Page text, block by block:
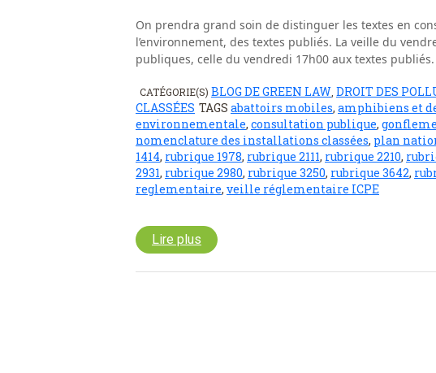
On prendra grand soin de distinguer les textes en
l’environnement, des textes publiés. La veille du
publiques, celle du vendredi 17h00 aux textes publiés.
CATÉGORIE(S) BLOG DE GREEN LAW DROIT DES
CLASSÉES TAGS abattoirs mobiles, amphibiens et
environnementale, consultation publique,
nomenclature des installations classées, plan
1414, rubrique 1978, rubrique 2111, rubrique 2210,
2931, rubrique 2980, rubrique 3250, rubrique 3642,
reglementaire, veille réglementaire ICPE
Lire plus